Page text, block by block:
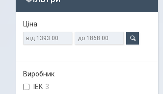
Ціна
Виробник
IEK 3